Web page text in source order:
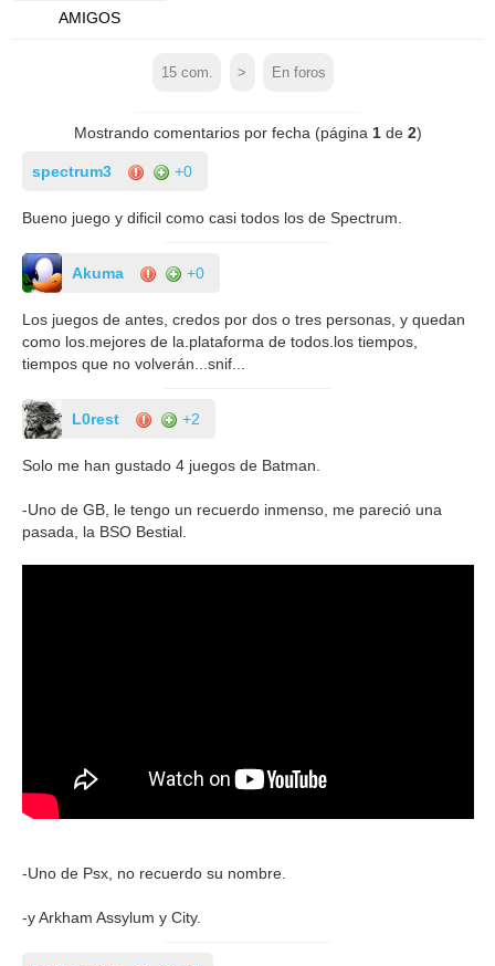
AMIGOS
15com. > En foros
Mostrando comentarios por fecha (página 1de 2)
spectrum3 +0
Bueno juego y dificil como casi todos los de Spectrum.
Akuma +0
Los juegos de antes, credos por dos o tres personas, y quedan
como los.mejores de la.plataforma de todos.los tiempos,
tiempos que no volverán...snif...
L0rest +2
Solo me han gustado 4 juegos de Batman.
-Uno de GB, le tengo un recuerdo inmenso, me pareció una
pasada, la BSO Bestial.
-Uno de Psx, no recuerdo su nombre.
-y Arkham Assylum y City.